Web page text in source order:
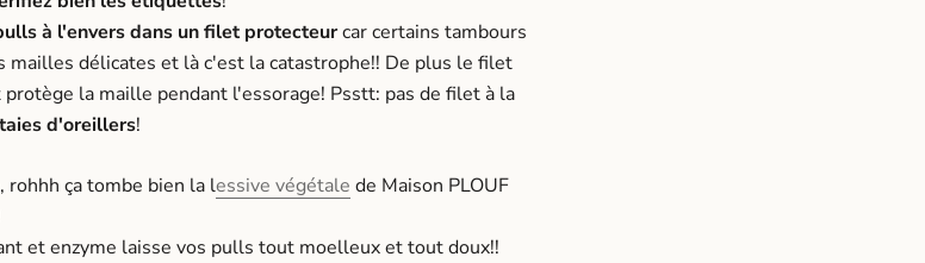
à l'envers dans unfilet protecteurcar certains tambours
mailles délicates et là c'est la catastrophe!! De plus le filet
protège la maille pendant l'essorage! Psstt: pas de filet à la
taies d'oreillers!
, rohhh ça tombe bien la lessive végétale de Maison PLOUF
et enzyme laisse vos pulls tout moelleux et tout doux!!